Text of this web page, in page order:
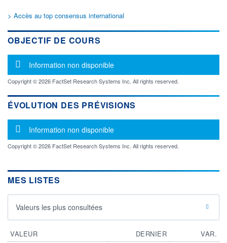
OUVERTURE CLÔTURE VEILLE
0,0000
0
VALORISATION
LIMITE À LA
BAISSE
0,0000
LIMITE À LA
HAUSSE
0,0000
RENDEMENT
ESTIMÉ 2026
- -
31.03.26 / 15:31:05
Non éligible
Boursobank
> Accès au top consensus international
OBJECTIF DE COURS
Message d'information
Information non disponible
Copyright © 2026 FactSet Research Systems Inc. All rights reserved.
ÉVOLUTION DES PRÉVISIONS
Message d'information
Information non disponible
Copyright © 2026 FactSet Research Systems Inc. All rights reserved.
MES LISTES
Valeurs les plus consultées
VALEUR DERNIER
VAR.